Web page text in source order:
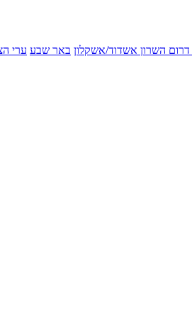
דרום השרון אשדוד/אשקלון באר שבע ערי